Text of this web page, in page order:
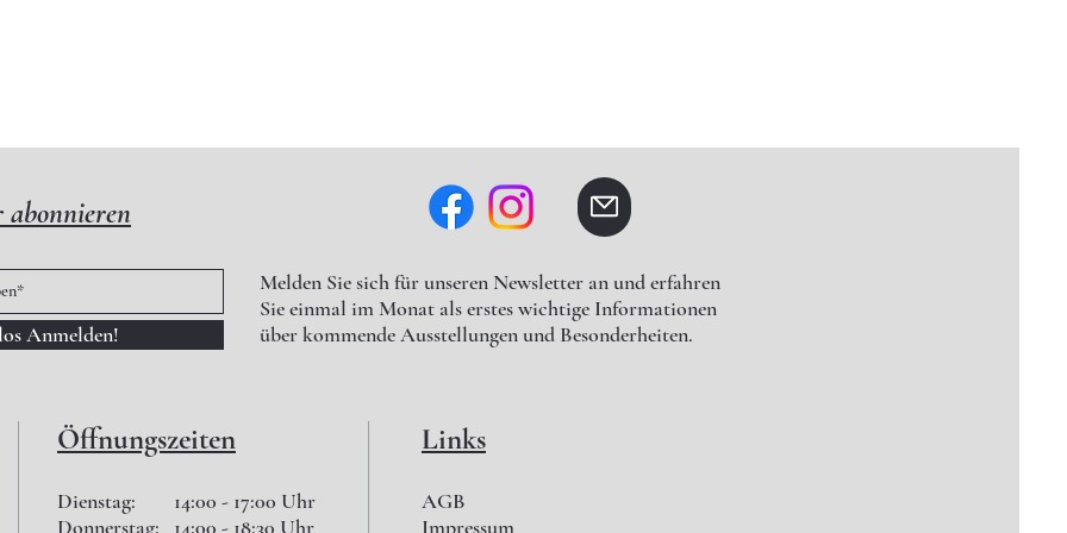
Anmelden!
Melden Sie sich für unseren Newsletter an und erfahren
Sie einmal im Monat als erstes wichtige Informationen
über kommende Ausstellungen und Besonderheiten.
Öffnungszeiten
Dienstag: 14:00 - 17:00 Uhr
Donnerstag: 14:00 - 18:30 Uhr
Links
AGB
Impressum